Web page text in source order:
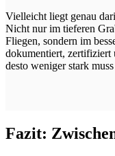
Vielleicht liegt genau
Nicht nur im tieferen
Fliegen, sondern im
dokumentiert,
desto weniger stark
Fazit: